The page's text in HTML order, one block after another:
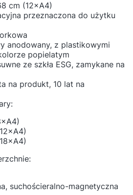
cm (12×A4)
przeznaczona do użytku
anodowany, z plastikowymi
popielatym
ze szkła ESG, zamykane na
na produkt, 10 lat na
suchościeralno-magnetyczna